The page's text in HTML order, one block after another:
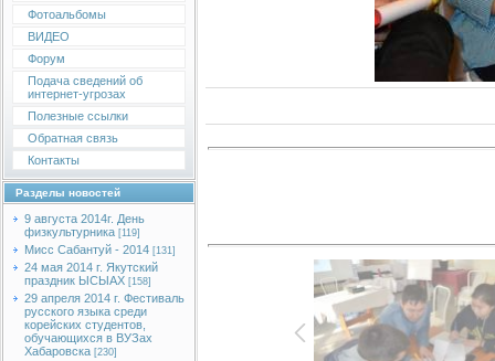
Фотоальбомы
ВИДЕО
Форум
Подача сведений об
интернет-угрозах
Полезные ссылки
Обратная связь
Контакты
Разделы новостей
9 августа 2014г. День
физкультурника [119]
Мисс Сабантуй - 2014 [131]
24 мая 2014 г. Якутский
праздник ЫСЫАХ [158]
29 апреля 2014 г. Фестиваль
русского языка среди
корейских студентов,
обучающихся в ВУЗах
Хабаровска [230]